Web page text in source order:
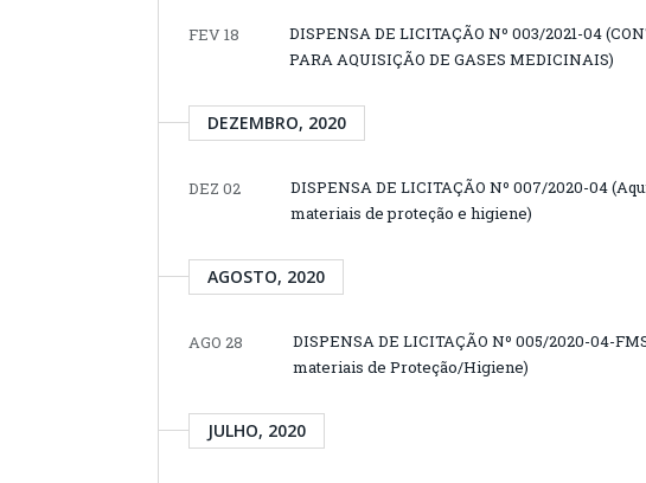
FEV 18
DISPENSA DE LICITAÇÃO Nº 003/2021-04
PARA AQUISIÇÃO DE GASES MEDICINAIS)
DEZEMBRO, 2020
DEZ 02
DISPENSA DE LICITAÇÃO Nº 007/2020-04
materiais de proteção e higiene)
AGOSTO, 2020
AGO 28
DISPENSA DE LICITAÇÃO Nº 005/2020-04-
materiais de Proteção/Higiene)
JULHO, 2020